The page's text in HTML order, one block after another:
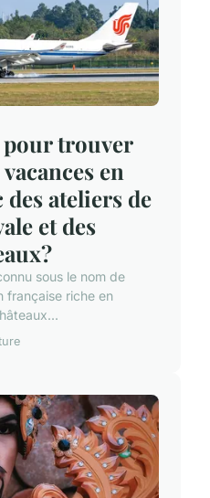
pour trouver
en
ateliers de
et des
sous le nom de
française riche en